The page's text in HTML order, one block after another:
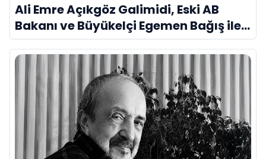
Ali Emre Açıkgöz Galimidi, Eski AB
Bakanı ve Büyükelçi Egemen Bağış ile
Bir Araya Geldi